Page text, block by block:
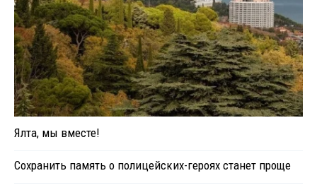
Ялта, мы вместе!
Сохранить память о полицейских-героях станет проще